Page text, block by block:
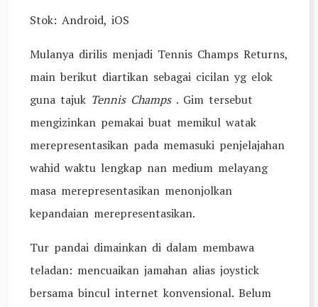
Stok: Android, iOS
Mulanya dirilis menjadi Tennis Champs Returns,
main berikut diartikan sebagai cicilan yg elok
guna tajuk Tennis Champs . Gim tersebut
mengizinkan pemakai buat memikul watak
merepresentasikan pada memasuki penjelajahan
wahid waktu lengkap nan medium melayang
masa merepresentasikan menonjolkan
kepandaian merepresentasikan.
Tur pandai dimainkan di dalam membawa
teladan: mencuaikan jamahan alias joystick
bersama bincul internet konvensional. Belum